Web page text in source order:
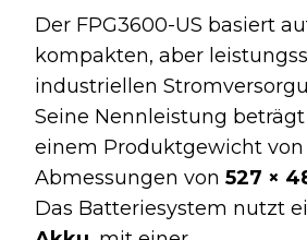
Der FPG3600-US basiert
kompakten, aber
industriellen
Seine Nennleistung beträgt
einem Produktgewicht von
Abmessungen von 527 ×
Das Batteriesystem nutzt